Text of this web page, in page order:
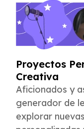
Proyectos
Creativa
Aficionados y
generador de
explorar